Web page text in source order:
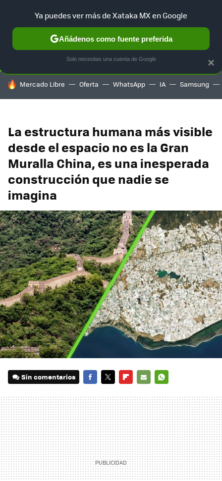
SELECCIÓN GAMING HOME AUTO TERRITORIO
HOY SE HABLA DE
Mercado Libre Oferta WhatsApp IA Samsung
La estructura humana más visible
desde el espacio no es la Gran
Muralla China, es una inesperada
construcción que nadie se
imagina
Sin comentarios
MAIL
×
Ya puedes ver más de Xataka MX en Google
Añádenos como fuente preferida
Solo necesitas una cuenta de Google